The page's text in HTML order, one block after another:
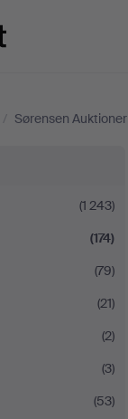
/ Sørensen Auktioner
(1 243)
(174)
(79)
(21)
(2)
(3)
(53)